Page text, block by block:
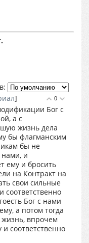
0
]
Бог с
а с
жизнь дела
бы флагманским
бы не
нами, и
ему и бросить
на Контракт на
свои сильные
соответственно
Бог с нами
а потом тогда
впрочем
соответственно